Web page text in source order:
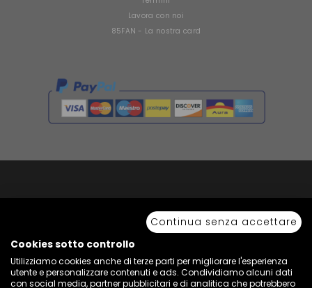
Lavora con noi
85FAN - La nostra card
anche parziale.
Via Piave Km 68,600 • 04100 Latina, Italia | P.IVA 01222400598 • N° REA LT -
77855
Continua senza accettare
Cookies sotto controllo
Utilizziamo cookies anche di terze parti per migliorare l'esperienza
utente e personalizzare contenuti e ads. Condividiamo alcuni dati
con social media, partner pubblicitari e di analitica che potrebbero